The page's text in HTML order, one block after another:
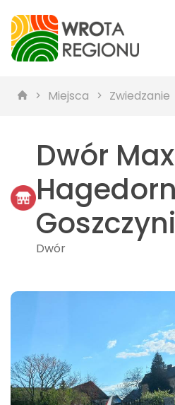
Miejsca Zwiedzanie
Dwór
Dwór